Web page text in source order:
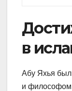
в
Абу Яхья
и